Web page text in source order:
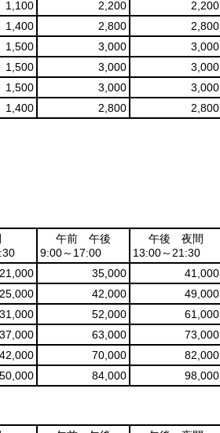
1,100 2,200 2,200
1,400 2,800 2,800
1,500 3,000 3,000
1,500 3,000 3,000
1,500 3,000 3,000
1,400 2,800 2,800
午前 午後
9:00～17:00
午後 夜間
13:00～21:30
21,000 35,000 41,000
25,000 42,000 49,000
31,000 52,000 61,000
37,000 63,000 73,000
42,000 70,000 82,000
50,000 84,000 98,000